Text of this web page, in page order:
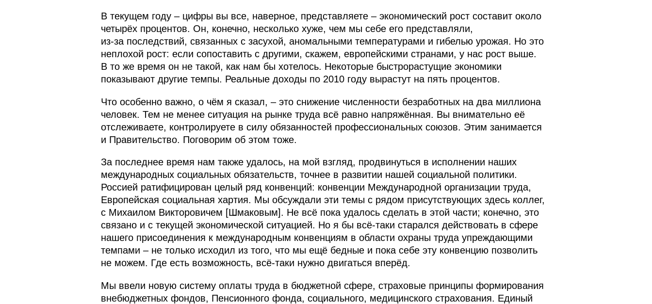
В текущем году – цифры вы все, наверное, представляете – экономический рост составит около
четырёх процентов. Он, конечно, несколько хуже, чем мы себе его представляли,
из‑за последствий, связанных с засухой, аномальными температурами и гибелью урожая. Но это
неплохой рост: если сопоставить с другими, скажем, европейскими странами, у нас рост выше.
В то же время он не такой, как нам бы хотелось. Некоторые быстрорастущие экономики
показывают другие темпы. Реальные доходы по 2010 году вырастут на пять процентов.
Что особенно важно, о чём я сказал, – это снижение численности безработных на два миллиона
человек. Тем не менее ситуация на рынке труда всё равно напряжённая. Вы внимательно её
отслеживаете, контролируете в силу обязанностей профессиональных союзов. Этим занимается
и Правительство. Поговорим об этом тоже.
За последнее время нам также удалось, на мой взгляд, продвинуться в исполнении наших
международных социальных обязательств, точнее в развитии нашей социальной политики.
Россией ратифицирован целый ряд конвенций: конвенции Международной организации труда,
Европейская социальная хартия. Мы обсуждали эти темы с рядом присутствующих здесь коллег,
с Михаилом Викторовичем [Шмаковым]. Не всё пока удалось сделать в этой части; конечно, это
связано и с текущей экономической ситуацией. Но я бы всё‑таки старался действовать в сфере
нашего присоединения к международным конвенциям в области охраны труда упреждающими
темпами – не только исходил из того, что мы ещё бедные и пока себе эту конвенцию позволить
не можем. Где есть возможность, всё‑таки нужно двигаться вперёд.
Мы ввели новую систему оплаты труда в бюджетной сфере, страховые принципы формирования
внебюджетных фондов, Пенсионного фонда, социального, медицинского страхования. Единый